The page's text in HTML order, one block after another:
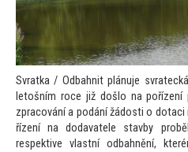
Svratka / Odbahnit plánuje
letošním roce již došlo na pořízení
zpracování a podání žádosti o dotaci
řízení na dodavatele stavby
respektive vlastní odbahnění,